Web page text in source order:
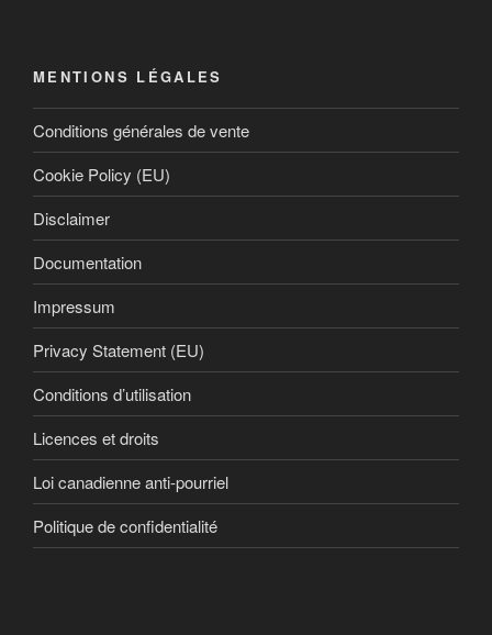
MENTIONS LÉGALES
Conditions générales de vente
Cookie Policy (EU)
Disclaimer
Documentation
Impressum
Privacy Statement (EU)
Conditions d’utilisation
Licences et droits
Loi canadienne anti-pourriel
Politique de confidentialité